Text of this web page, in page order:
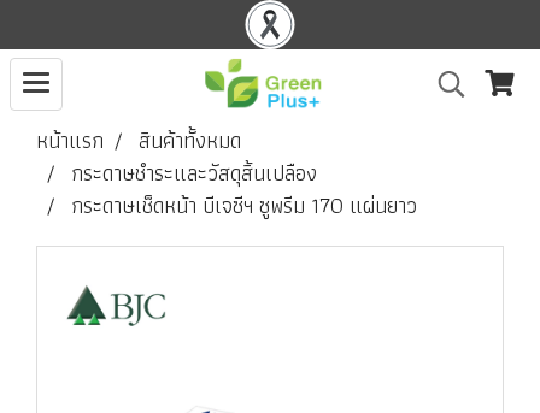
หน้าแรก
สินค้าทั้งหมด
กระดาษชำระและวัสดุสิ้นเปลือง
กระดาษเช็ดหน้า บีเจซีฯ ซูพรีม 170 แผ่นยาว